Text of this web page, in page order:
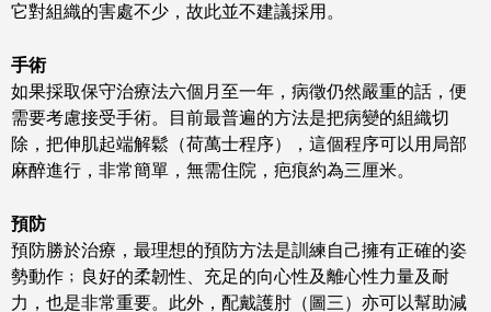
它對組織的害處不少，故此並不建議採用。
手術
如果採取保守治療法六個月至一年，病徵仍然嚴重的話，便
需要考慮接受手術。目前最普遍的方法是把病變的組織切
除，把伸肌起端解鬆（荷萬士程序），這個程序可以用局部
麻醉進行，非常簡單，無需住院，疤痕約為三厘米。
預防
預防勝於治療，最理想的預防方法是訓練自己擁有正確的姿
勢動作﹔良好的柔韌性、充足的向心性及離心性力量及耐
力，也是非常重要。此外，配戴護肘（圖三）亦可以幫助減